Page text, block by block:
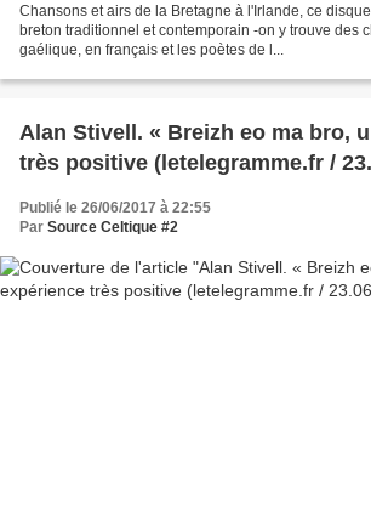
Chansons et airs de la Bretagne à l'Irlande, ce
breton traditionnel et contemporain -on y trouve des
gaélique, en français et les poètes de l...
Alan Stivell. « Breizh eo ma bro, une expérience
très positive (letelegramme.fr /
Publié le 26/06/2017 à 22:55
Par Source Celtique #2